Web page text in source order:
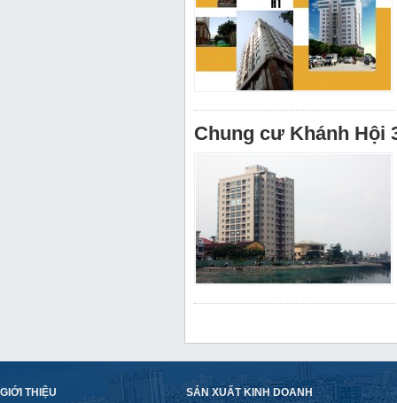
Chung cư Khánh Hội
GIỚI THIỆU SẢN XUẤT KINH DOANH